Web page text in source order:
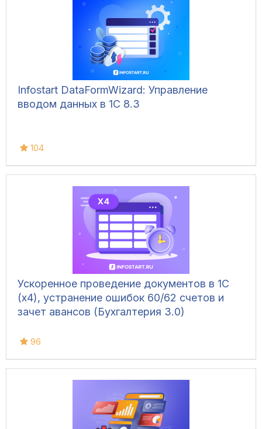
Infostart DataFormWizard: Управление
вводом данных в 1С 8.3
104
Ускоренное проведение документов в 1С
(x4), устранение ошибок 60/62 счетов и
зачет авансов (Бухгалтерия 3.0)
96